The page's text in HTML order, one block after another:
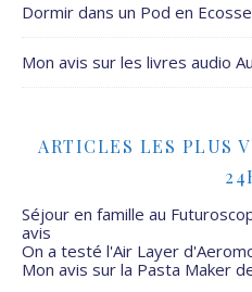
Dormir dans un Pod en Ecosse
Mon avis sur les livres audio
ARTICLES LES PLUS
Séjour en famille au
avis
On a testé l'Air Layer
Mon avis sur la Pasta Maker